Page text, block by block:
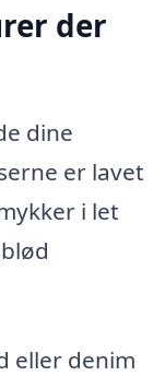
der
dine
er lavet
i let
eller denim